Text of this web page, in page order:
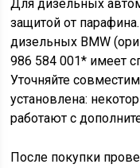
Для дизельных
защитой от
дизельных BMW
986 584 001* имеет
Уточняйте
установлена:
работают с
После покупки